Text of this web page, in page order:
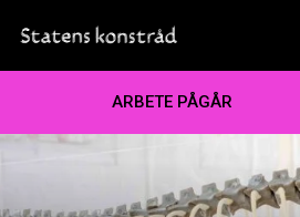
ARBETE PÅGÅR